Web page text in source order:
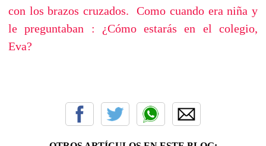
con los brazos cruzados. Como cuando era niña y
le preguntaban : ¿Cómo estarás en el colegio,
Eva?